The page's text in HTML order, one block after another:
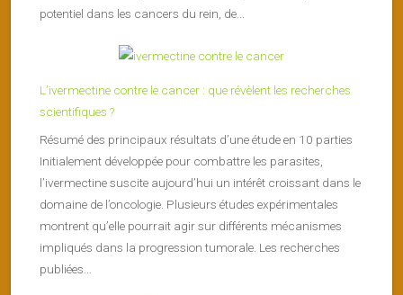
potentiel dans les cancers du rein, de...
L’ivermectine contre le cancer : que révèlent les recherches
scientifiques ?
Résumé des principaux résultats d’une étude en 10 parties
Initialement développée pour combattre les parasites,
l’ivermectine suscite aujourd’hui un intérêt croissant dans le
domaine de l’oncologie. Plusieurs études expérimentales
montrent qu’elle pourrait agir sur différents mécanismes
impliqués dans la progression tumorale. Les recherches
publiées...